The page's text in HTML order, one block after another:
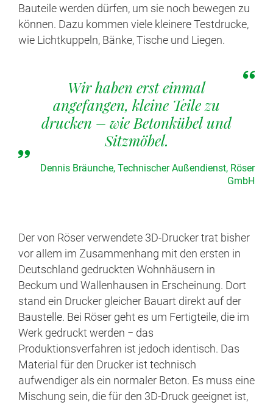
Bauteile werden dürfen, um sie noch bewegen zu
können. Dazu kommen viele kleinere Testdrucke,
wie Lichtkuppeln, Bänke, Tische und Liegen.
Wir haben erst einmal
angefangen, kleine Teile zu
drucken – wie Betonkübel und
Sitzmöbel.
Dennis Bräunche, Technischer Außendienst, Röser
GmbH
Der von Röser verwendete 3D-Drucker trat bisher
vor allem im Zusammenhang mit den ersten in
Deutschland gedruckten Wohnhäusern in
Beckum und Wallenhausen in Erscheinung. Dort
stand ein Drucker gleicher Bauart direkt auf der
Baustelle. Bei Röser geht es um Fertigteile, die im
Werk gedruckt werden − das
Produktionsverfahren ist jedoch identisch. Das
Material für den Drucker ist technisch
aufwendiger als ein normaler Beton. Es muss eine
Mischung sein, die für den 3D-Druck geeignet ist,